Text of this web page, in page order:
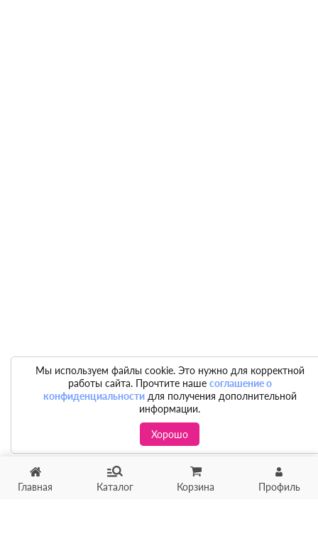
Главная Каталог Корзина Профиль
Мы используем файлы cookie. Это нужно для корректной
работы сайта. Прочтите наше соглашение о
конфиденциальностидля получения дополнительной
информации.
Хорошо